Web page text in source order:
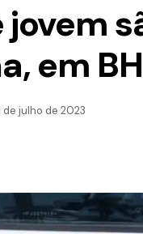
em BH
de julho de 2023